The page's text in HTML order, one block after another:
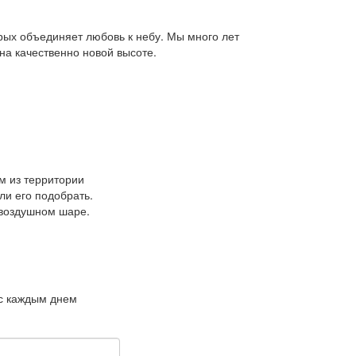
объединяет любовь к небу. Мы много лет
качественно новой высоте.
из территории
его подобрать.
шаре.
каждым днем